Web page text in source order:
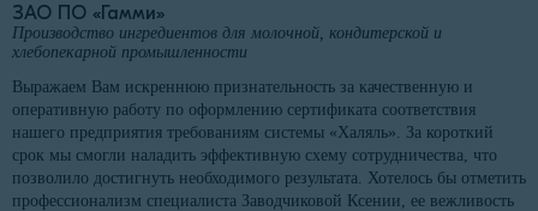
ЗАО ПО «Гамми»
Производство ингредиентов для молочной, кондитерской и
хлебопекарной промышленности
Выражаем Вам искреннюю признательность за качественную и
оперативную работу по оформлению сертификата соответствия
нашего предприятия требованиям системы «Халяль». За короткий
срок мы смогли наладить эффективную схему сотрудничества, что
позволило достигнуть необходимого результата. Хотелось бы отметить
профессионализм специалиста Заводчиковой Ксении, ее вежливость